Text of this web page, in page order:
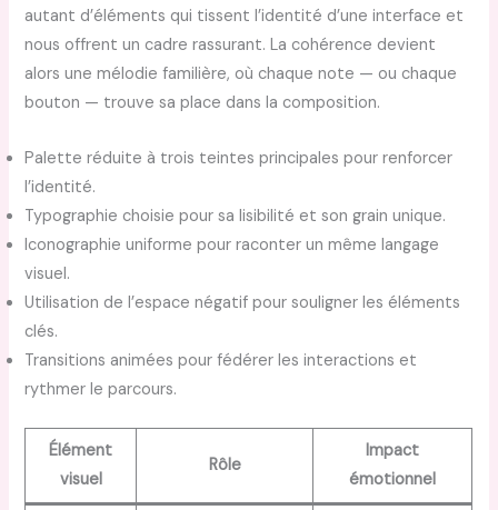
autant d’éléments qui tissent l’identité d’une interface et
nous offrent un cadre rassurant. La cohérence devient
alors une mélodie familière, où chaque note — ou chaque
bouton — trouve sa place dans la composition.
Palette réduite à trois teintes principales pour renforcer
l’identité.
Typographie choisie pour sa lisibilité et son grain unique.
Iconographie uniforme pour raconter un même langage
visuel.
Utilisation de l’espace négatif pour souligner les éléments
clés.
Transitions animées pour fédérer les interactions et
rythmer le parcours.
Élément
visuel
Rôle
Impact
émotionnel